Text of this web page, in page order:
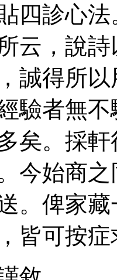
四診心
云，說
誠得所
驗者無
矣。採
今始商
。俾家
皆可按